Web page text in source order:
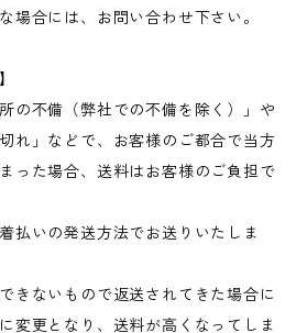
場合には、お問い合わせ下さい。
の不備（弊社での不備を除く）」や
れ」などで、お客様のご都合で当方
った場合、送料はお客様のご負担で
払いの発送方法でお送りいたしま
きないもので返送されてきた場合に
変更となり、送料が高くなってしま